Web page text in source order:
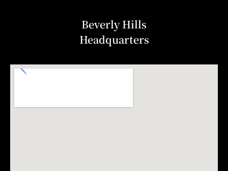
Beverly Hills
Headquarters